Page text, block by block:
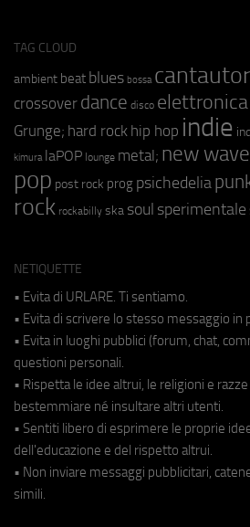
TAG CLOUD
ambient beat blues bossa
crossover dance disco elettronica
Grunge; hard rock hip hop indie
kimura laPOP lounge metal; new wave
pop post rock prog psichedelia
rock rockabilly ska soul sperimentale
NETIQUETTE
• Evita di URLARE. Ti sentiamo.
• Evita di scrivere lo stesso messaggio in
• Evita in luoghi pubblici (forum, chat,
questioni personali.
• Rispetta le idee altrui, le religioni e
bestemmiare né insultare altri utenti.
• Sentiti libero di esprimere le proprie
dell'educazione e del rispetto altrui.
• Non inviare messaggi pubblicitari,
simili.